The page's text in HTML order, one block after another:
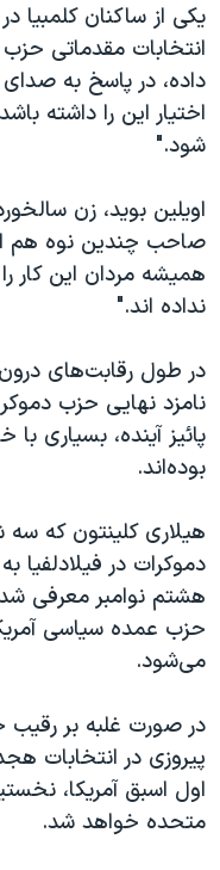
قانون شفافیت دارائی
اعتراضات مردمی آبان ۹۸
اسرائیل در جنگ
همایش محافظه‌کاران
صفحه‌های ویژه
سفر پرزیدنت ترامپ به
یکی از ساکنان کلمبیا
انتخابات مقدماتی
داده، در پاسخ به
اختیار این را داشته
شود."
اویلین بوید، زن
صاحب چندین نوه هم
همیشه مردان این کار
نداده اند."
در طول رقابت‌های
نامزد نهایی حزب
پائیز آینده، بسیاری
بوده‌اند.
هیلاری کلینتون که
دموکرات در فیلادلفیا
هشتم نوامبر معرفی
حزب عمده سیاسی
می‌شود.
در صورت غلبه بر رقیب
پیروزی در انتخابات
اول اسبق آمریکا،
متحده خواهد شد.